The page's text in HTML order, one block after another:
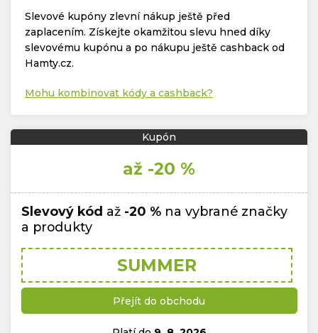
Copyright © 2019 - 2026. Všechna práva vyhrazena.
Slevové kupóny zlevní nákup ještě před
zaplacením. Získejte okamžitou slevu hned díky
slevovému kupónu a po nákupu ještě cashback od
Hamty.cz.
Mohu kombinovat kódy a cashback?
Kupón
až -20 %
Slevový kód až -20 %na vybrané značky
a produkty
SUMMER
Přejít do obchodu